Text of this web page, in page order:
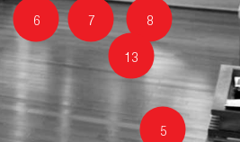
5
6 7 8
13